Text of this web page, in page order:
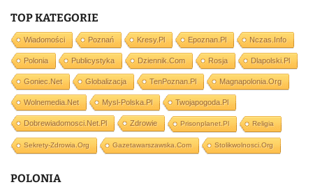
TOP KATEGORIE
Wiadomości Poznań Kresy.pl Epoznan.pl Nczas.info
Polonia Publicystyka Dziennik.com Rosja Dlapolski.pl
Goniec.net Globalizacja TenPoznan.pl Magnapolonia.org
Wolnemedia.net Mysl-Polska.pl Twojapogoda.pl
Dobrewiadomosci.net.pl Zdrowie Prisonplanet.pl Religia
Sekrety-Zdrowia.org Gazetawarszawska.com Stolikwolnosci.org
POLONIA